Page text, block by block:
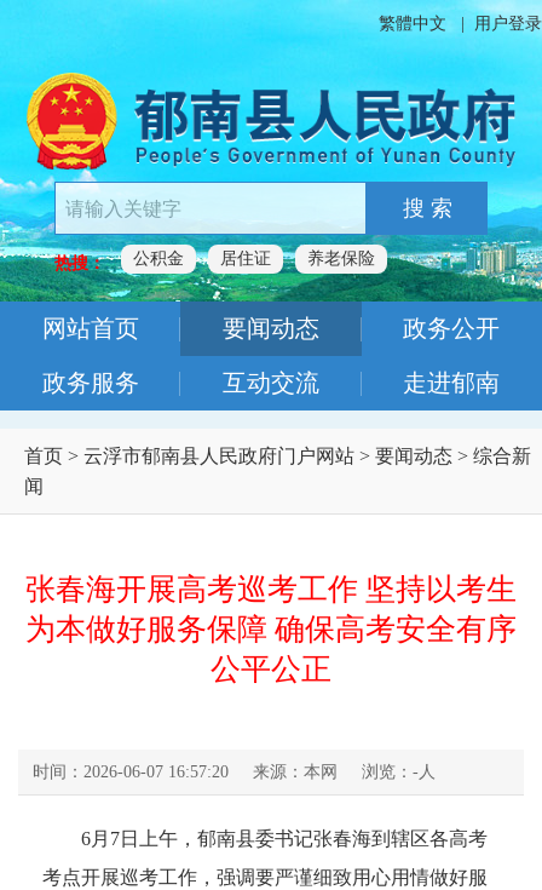
繁體中文 用户登录
搜 索
热搜： 公积金 居住证 养老保险
网站首页 要闻动态 政务公开
政务服务 互动交流 走进郁南
首页 > 云浮市郁南县人民政府门户网站 > 要闻动态 > 综合新
闻
张春海开展高考巡考工作 坚持以考生
为本做好服务保障 确保高考安全有序
公平公正
时间：2026-06-07 16:57:20 来源：本网 浏览： - 人
6月7日上午，郁南县委书记张春海到辖区各高考
考点开展巡考工作，强调要严谨细致用心用情做好服